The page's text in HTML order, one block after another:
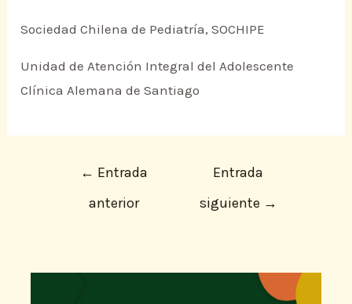
Sociedad Chilena de Pediatría, SOCHIPE
Unidad de Atención Integral del Adolescente
Clínica Alemana de Santiago
← Entrada
anterior
Entrada
siguiente →